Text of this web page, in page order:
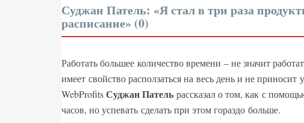
Суджан Патель: «Я стал в три раза
расписание» (0)
Работать большее количество времени – не значит
имеет свойство расползаться на весь день и не
WebProfitsСуджан Патель рассказал о том, как с
часов, но успевать сделать при этом гораздо больше.